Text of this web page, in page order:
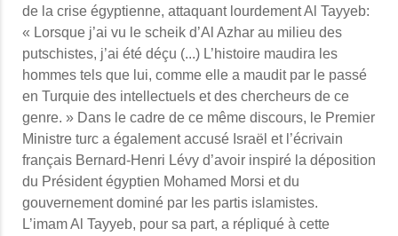
de la crise égyptienne, attaquant lourdement Al Tayyeb:
« Lorsque j’ai vu le scheik d’Al Azhar au milieu des
putschistes, j’ai été déçu (...) L’histoire maudira les
hommes tels que lui, comme elle a maudit par le passé
en Turquie des intellectuels et des chercheurs de ce
genre. » Dans le cadre de ce même discours, le Premier
Ministre turc a également accusé Israël et l’écrivain
français Bernard-Henri Lévy d’avoir inspiré la déposition
du Président égyptien Mohamed Morsi et du
gouvernement dominé par les partis islamistes.
L’imam Al Tayyeb, pour sa part, a répliqué à cette